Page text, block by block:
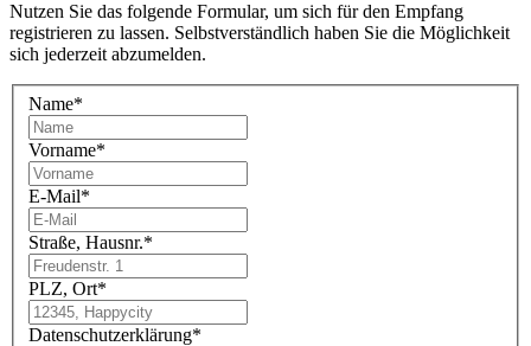
Nutzen Sie das folgende Formular, um sich für den Empfang
registrieren zu lassen. Selbstverständlich haben Sie die Möglichkeit
sich jederzeit abzumelden.
Name*
Vorname*
E-Mail*
Straße, Hausnr.*
PLZ, Ort*
Datenschutzerklärung*